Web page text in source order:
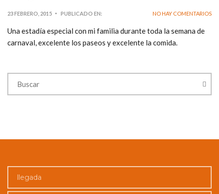
23 FEBRERO, 2015 PUBLICADO EN: NO HAY COMENTARIOS
Una estadía especial con mi familia durante toda la semana de
carnaval, excelente los paseos y excelente la comida.